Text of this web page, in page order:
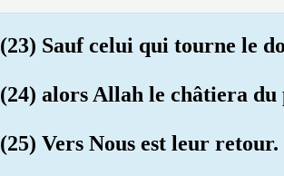
(23) Sauf celui qui tourne le
(24) alors Allah le châtiera
(25) Vers Nous est leur retour.